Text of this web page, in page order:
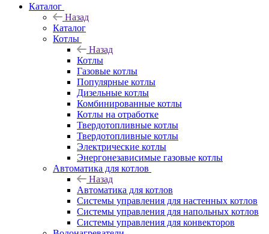
Каталог
Назад
Каталог
Котлы
Назад
Котлы
Газовые котлы
Популярные котлы
Дизельные котлы
Комбинированные котлы
Котлы на отработке
Твердотопливные котлы
Твердотопливные котлы
Электрические котлы
Энергонезависимые газовые котлы
Автоматика для котлов
Назад
Автоматика для котлов
Системы управления для настенных котлов
Системы управления для напольных котлов
Системы управления для конвекторов